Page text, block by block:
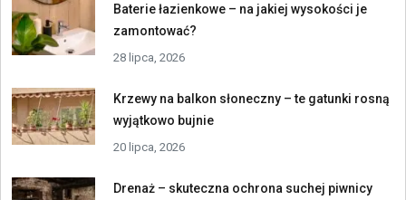
Baterie łazienkowe – na jakiej wysokości je
zamontować?
28 lipca, 2026
Krzewy na balkon słoneczny – te gatunki rosną
wyjątkowo bujnie
20 lipca, 2026
Drenaż – skuteczna ochrona suchej piwnicy